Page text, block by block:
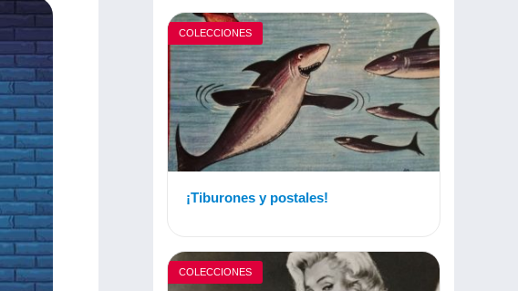
COLECCIONES
¡Tiburones y postales!
COLECCIONES